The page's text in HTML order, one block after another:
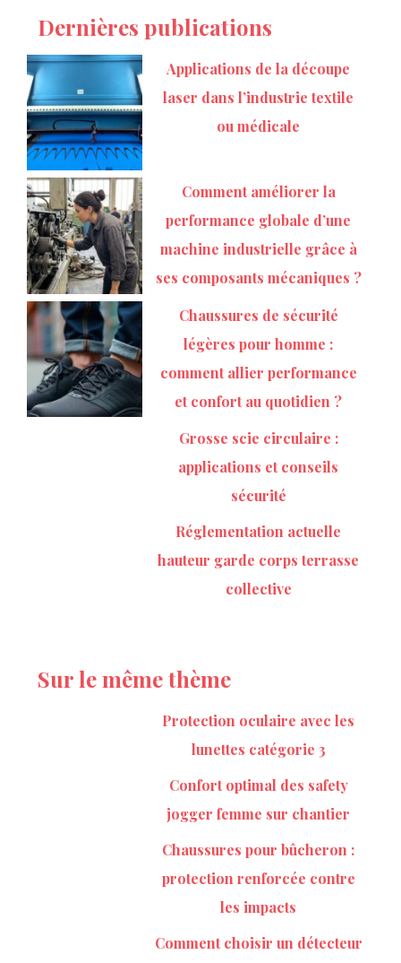
Dernières publications
Applications de la découpe
laser dans l’industrie textile
ou médicale
Comment améliorer la
performance globale d’une
machine industrielle grâce à
ses composants mécaniques ?
Chaussures de sécurité
légères pour homme :
comment allier performance
et confort au quotidien ?
Grosse scie circulaire :
applications et conseils
sécurité
Réglementation actuelle
hauteur garde corps terrasse
collective
Sur le même thème
Protection oculaire avec les
lunettes catégorie 3
Confort optimal des safety
jogger femme sur chantier
Chaussures pour bûcheron :
protection renforcée contre
les impacts
Comment choisir un détecteur